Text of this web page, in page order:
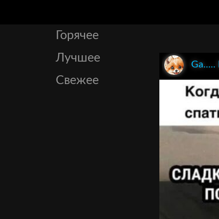
Горячее
Лучшее
Свежее
Ga.....